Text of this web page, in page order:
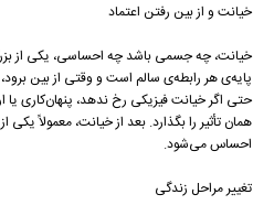
خیانت و از بین رفتن اعتماد
خیانت، چه جسمی باشد چه احساسی، یکی از
پایه‌ی هر رابطه‌ی سالم است و وقتی از بین برود،
حتی اگر خیانت فیزیکی رخ ندهد، پنهان‌کاری یا
همان تأثیر را بگذارد. بعد از خیانت، معمولاً یکی
احساس می‌شود.
تغییر مراحل زندگی